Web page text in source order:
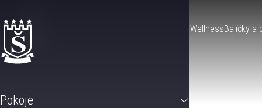
SvatbyWellnessBalíčky a
Pokoje